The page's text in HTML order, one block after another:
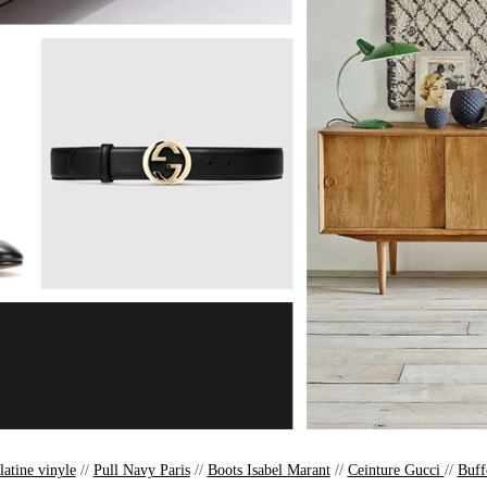
vinyle// Pull Navy Paris// Boots Isabel Marant// Ceinture Gucci //